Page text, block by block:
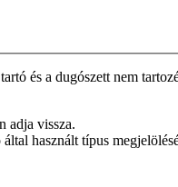
a dugószett nem
adja vissza.
használt típus